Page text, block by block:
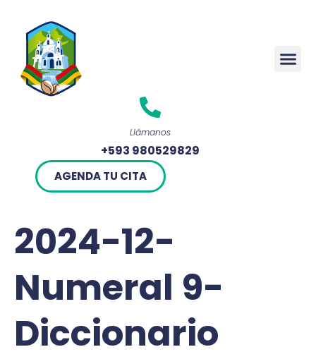
Llámanos
+593 980529829
AGENDA TU CITA
2024-12-
Numeral 9-
Diccionario